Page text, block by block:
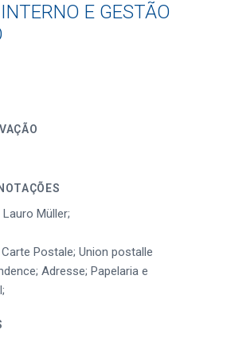
E GESTÃO
Lauro Müller;
Postale; Union postalle
Adresse; Papelaria e